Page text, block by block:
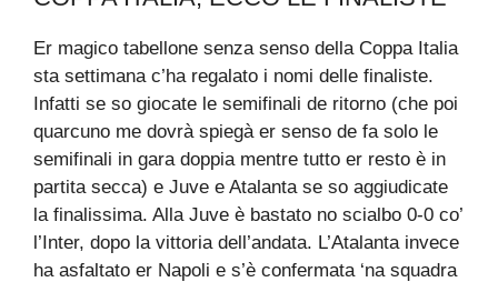
Er magico tabellone senza senso della Coppa Italia
sta settimana c’ha regalato i nomi delle finaliste.
Infatti se so giocate le semifinali de ritorno (che poi
quarcuno me dovrà spiegà er senso de fa solo le
semifinali in gara doppia mentre tutto er resto è in
partita secca) e Juve e Atalanta se so aggiudicate
la finalissima. Alla Juve è bastato no scialbo 0-0 co’
l’Inter, dopo la vittoria dell’andata. L’Atalanta invece
ha asfaltato er Napoli e s’è confermata ‘na squadra